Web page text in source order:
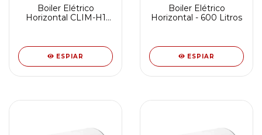
Boiler Elétrico
Horizontal CLIM-H1
ESPIAR
Boiler Elétrico
Horizontal - 600 Litros
ESPIAR